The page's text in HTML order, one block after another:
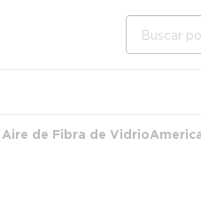
de Fibra de Vidrio